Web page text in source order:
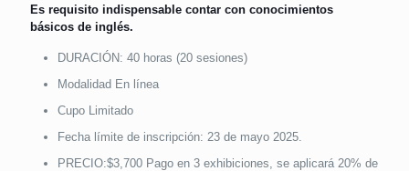
Es requisito indispensable contar con conocimientos
básicos de inglés.
DURACIÓN: 40 horas (20 sesiones)
Modalidad En línea
Cupo Limitado
Fecha límite de inscripción: 23 de mayo 2025.
PRECIO:$3,700 Pago en 3 exhibiciones, se aplicará 20% de